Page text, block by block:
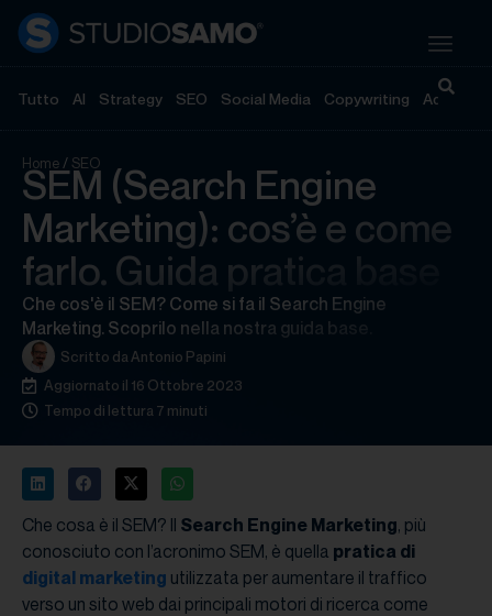
Tutto AI Strategy SEO Social Media Copywriting
Home/ SEO
SEM (Search Engine
Marketing): cos’è e come
farlo. Guida pratica base
Che cos'è il SEM? Come si fa il Search Engine
Marketing. Scoprilo nella nostra guida base.
Scritto da Antonio Papini
Aggiornato il 16 Ottobre 2023
Tempo di lettura 7 minuti
Che cosa è il SEM? Il Search Engine Marketing, più
conosciuto con l’acronimo SEM, è quella pratica di
digital marketing utilizzata per aumentare il traffico
verso un sito web dai principali motori di ricerca come